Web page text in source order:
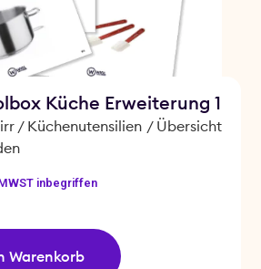
Küche Erweiterung 1
/ Küchenutensilien /Übersicht
inbegriffen
Warenkorb